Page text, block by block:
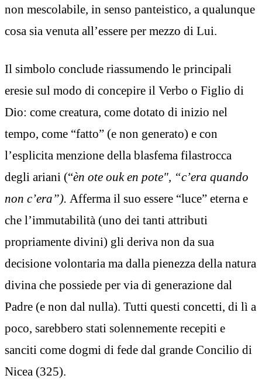
non mescolabile, in senso panteistico, a qualunque
cosa sia venuta all’essere per mezzo di Lui.
Il simbolo conclude riassumendo le principali
eresie sul modo di concepire il Verbo o Figlio di
Dio: come creatura, come dotato di inizio nel
tempo, come “fatto” (e non generato) e con
l’esplicita menzione della blasfema filastrocca
degli ariani (“èn ote ouk en pote", “c’era quando
non c’era”). Afferma il suo essere “luce” eterna e
che l’immutabilità (uno dei tanti attributi
propriamente divini) gli deriva non da sua
decisione volontaria ma dalla pienezza della natura
divina che possiede per via di generazione dal
Padre (e non dal nulla). Tutti questi concetti, di lì a
poco, sarebbero stati solennemente recepiti e
sanciti come dogmi di fede dal grande Concilio di
Nicea (325).